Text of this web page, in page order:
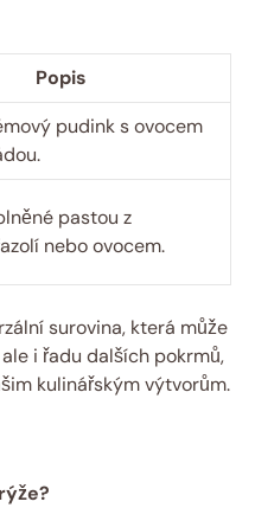
Popis
pudink s ovocem
pastou z
nebo ovocem.
surovina, která může
i řadu dalších pokrmů,
kulinářským výtvorům.